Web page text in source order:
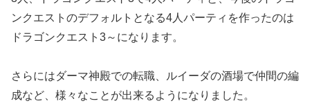
ンクエストのデフォルトとなる4人パーティを作ったのは
ドラゴンクエスト3～になります。
さらにはダーマ神殿での転職、ルイーダの酒場で仲間の編
成など、様々なことが出来るようになりました。